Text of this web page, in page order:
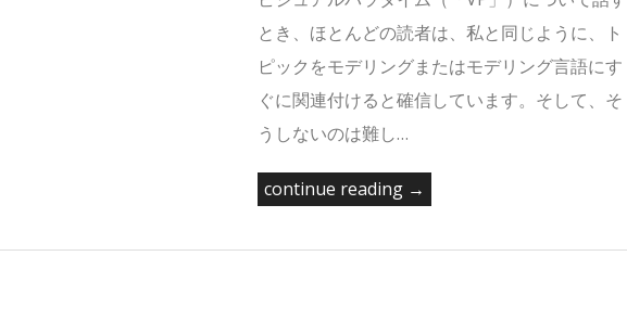
とき、ほとんどの読者は、私と同じように、ト
ピックをモデリングまたはモデリング言語にす
ぐに関連付けると確信しています。そして、そ
うしないのは難し…
continue reading →